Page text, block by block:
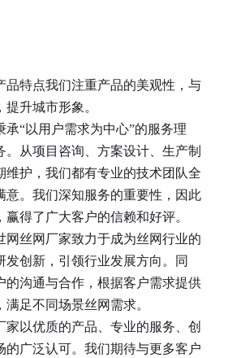
品特点我们注重产品的美观性，与
升城市形象。
“以用户需求为中心”的服务理
。从项目咨询、方案设计、生产制
维护，我们都有专业的技术团队全
意。我们深知服务的重要性，因此
得了广大客户的信赖和好评。
网丝网厂家致力于成为丝网行业的
发创新，引领行业发展方向。同
的沟通与合作，根据客户需求提供
足不同场景丝网需求。
家以优质的产品、专业的服务、创
的广泛认可。我们期待与更多客户